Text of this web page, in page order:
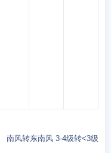
南风转东南风 3-4级转<3级